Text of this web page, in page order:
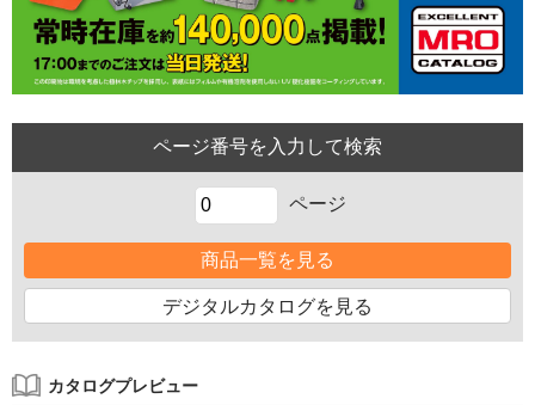
ページ
商品一覧を見る
デジタルカタログを見る
カタログプレビュー